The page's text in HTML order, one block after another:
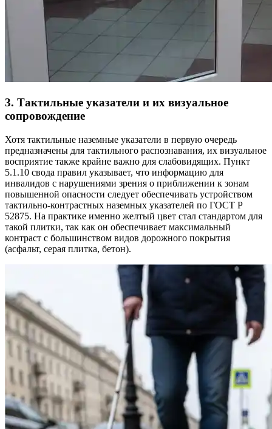
3. Тактильные указатели и их визуальное
сопровождение
Хотя тактильные наземные указатели в первую очередь
предназначены для тактильного распознавания, их визуальное
восприятие также крайне важно для слабовидящих. Пункт
5.1.10 свода правил указывает, что информацию для
инвалидов с нарушениями зрения о приближении к зонам
повышенной опасности следует обеспечивать устройством
тактильно-контрастных наземных указателей по ГОСТ Р
52875. На практике именно желтый цвет стал стандартом для
такой плитки, так как он обеспечивает максимальный
контраст с большинством видов дорожного покрытия
(асфальт, серая плитка, бетон).